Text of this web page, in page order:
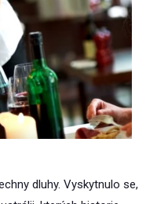
dluhy. Vyskytnulo se,